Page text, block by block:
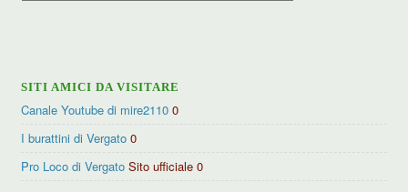
SITI AMICI DA VISITARE
Canale Youtube di mire2110 0
I burattini di Vergato 0
Pro Loco di Vergato Sito ufficiale 0